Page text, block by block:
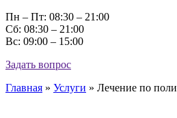
Пн – Пт: 08:30 – 21:00
Cб: 08:30 – 21:00
Вс: 09:00 – 15:00
Задать вопрос
Главная » Услуги » Лечение по